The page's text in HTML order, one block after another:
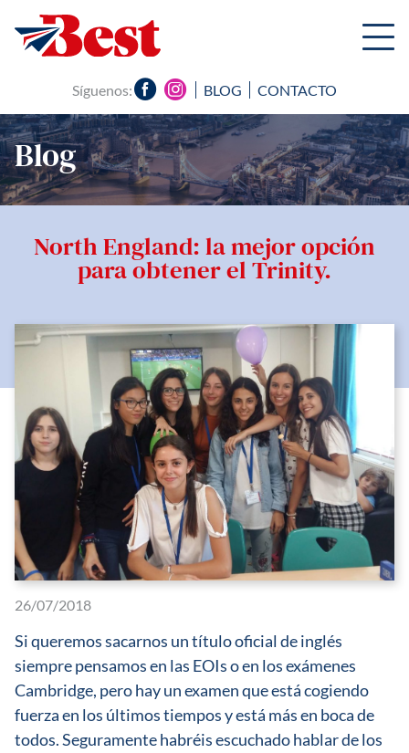
Síguenos: BLOG CONTACTO
Blog
North England: la mejor opción
para obtener el Trinity.
26/07/2018
Si queremos sacarnos un título oficial de inglés
siempre pensamos en las EOIs o en los exámenes
Cambridge, pero hay un examen que está cogiendo
fuerza en los últimos tiempos y está más en boca de
todos. Seguramente habréis escuchado hablar de los